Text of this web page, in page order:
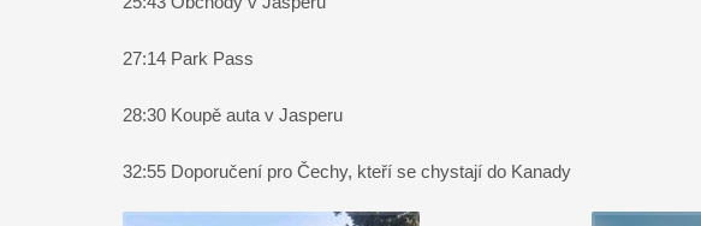
27:14 Park Pass
28:30 Koupě auta v Jasperu
32:55 Doporučení pro Čechy, kteří se chystají do Kanady